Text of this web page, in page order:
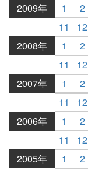
2009年 1 2
11
12
2008年
1 2
11
12
2007年
1 2
11
12
2006年
1 2
11
12
2005年
1 2